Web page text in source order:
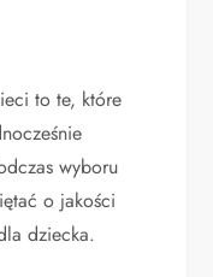
to te, które
wyboru
o jakości
dziecka.